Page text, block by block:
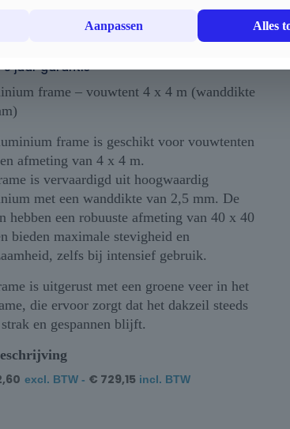
AluForce Flexxum Marketbase
frame – 4×4 m – Wanddikte frame 2,5
5 jaar garantie
frame – vouwtent 4 x 4 m (wanddikte
frame is geschikt voor vouwtenten
afmeting van 4 x 4 m.
is vervaardigd uit hoogwaardig
met een wanddikte van 2,5 mm. De
hebben een robuuste afmeting van 40 x 40
bieden maximale stevigheid en
zelfs bij intensief gebruik.
is uitgerust met een groene veer in het
die ervoor zorgt dat het dakzeil steeds
en gespannen blijft.
excl. BTW - € 729,15 incl. BTW
Aanpassen Alles